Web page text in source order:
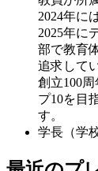
2024年に
2025年に
部で教育
追求して
創立100
プ10を目
す。
学長（学